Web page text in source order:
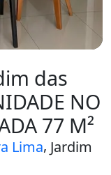
das
NO
77 M²
Lima, Jardim